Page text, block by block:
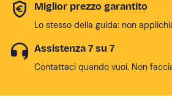
Miglior prezzo garantito
Lo stesso della guida: non
Assistenza 7 su 7
Contattaci quando vuoi. Non